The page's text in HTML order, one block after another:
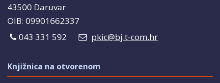
43500 Daruvar
OIB: 09901662337
043 331 592
pkic@bj.t-com.hr
Knjižnica na otvorenom